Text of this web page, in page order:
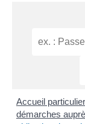
Accueil
démarches